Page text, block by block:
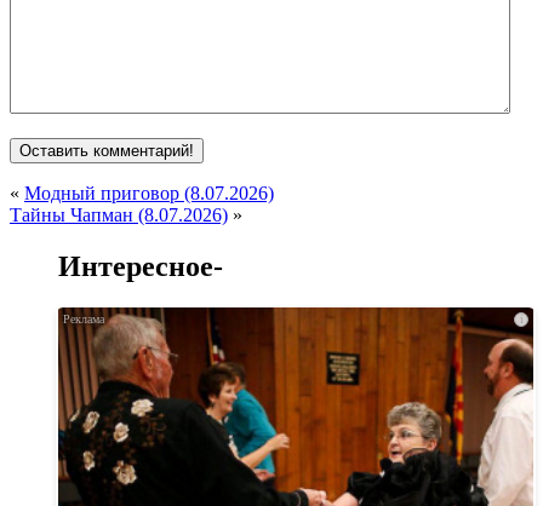
« Модный приговор (8.07.2026)
Тайны Чапман (8.07.2026) »
Интересное-
i